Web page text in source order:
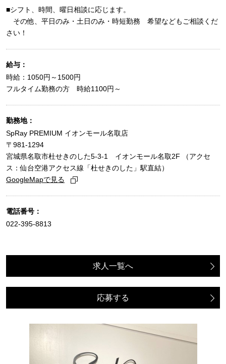
■シフト、時間、曜日相談に応じます。
その他、平日のみ・土日のみ・時短勤務 希望などもご相談くだ
さい！
給与：
時給：1050円～1500円
フルタイム勤務の方 時給1100円～
勤務地：
SpRay PREMIUM イオンモール名取店
〒981-1294
宮城県名取市杜せきのした5-3-1 イオンモール名取2F （アクセ
ス：仙台空港アクセス線「杜せきのした」駅直結）
GoogleMapで見る
電話番号：
022-395-8813
求人一覧へ
応募する